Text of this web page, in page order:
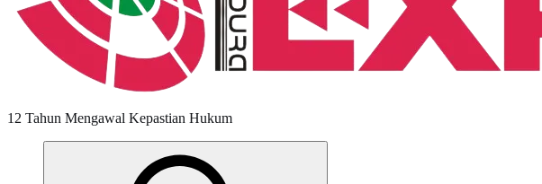
12 Tahun Mengawal Kepastian Hukum